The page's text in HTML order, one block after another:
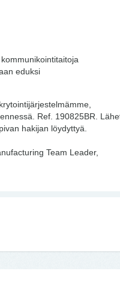
eduksi
Ref. 190825BR.
hakijan löydyttyä.
Team Leader,